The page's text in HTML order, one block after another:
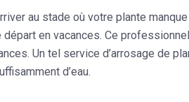
au stade où votre plante
départ en vacances. Ce
Un tel service d’arrosage de
d’eau.